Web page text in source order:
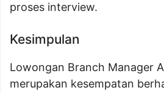
proses interview.
Kesimpulan
Lowongan Branch Manager
merupakan kesempatan